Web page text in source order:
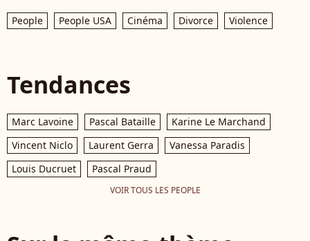
People People USA Cinéma Divorce Violence
Tendances
Marc Lavoine Pascal Bataille
Karine Le Marchand
Vincent Niclo
Laurent Gerra
Vanessa Paradis
Louis Ducruet
Pascal Praud
VOIR TOUS LES PEOPLE